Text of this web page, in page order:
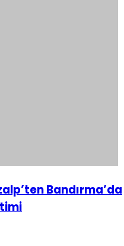
Bandırma’da